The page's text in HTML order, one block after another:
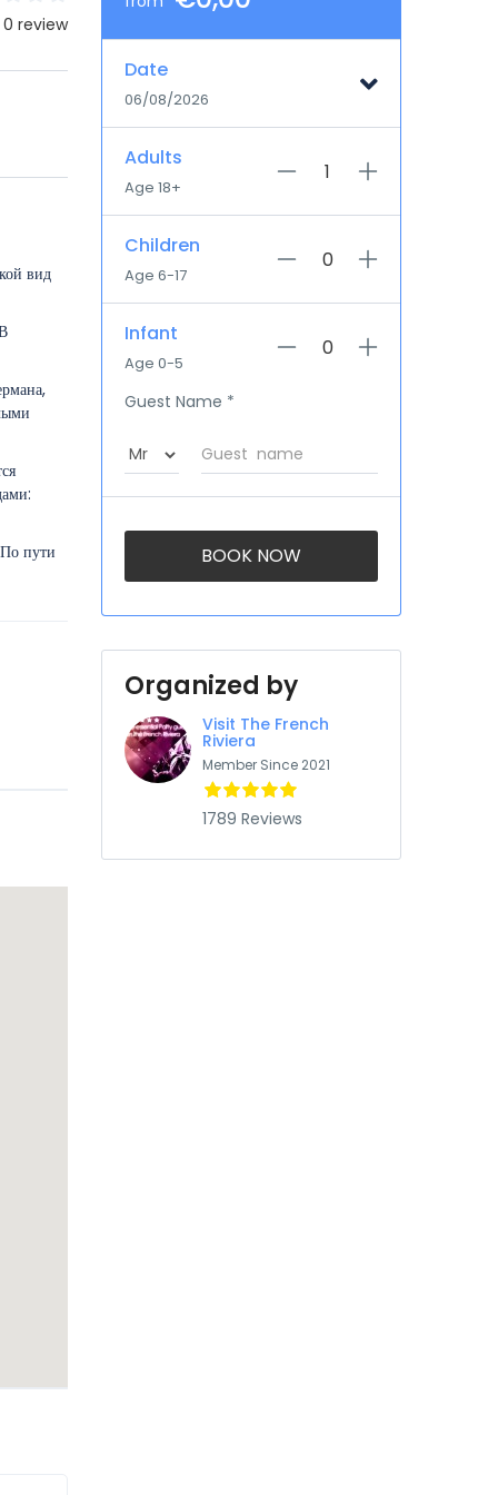
review
вид
пути
Date
06/08/2026
Adults
Age 18+
Children
Age 6-17
Infant
Age 0-5
Guest Name *
BOOK NOW
Organized by
Visit The French
Riviera
Member Since 2021
1789 Reviews